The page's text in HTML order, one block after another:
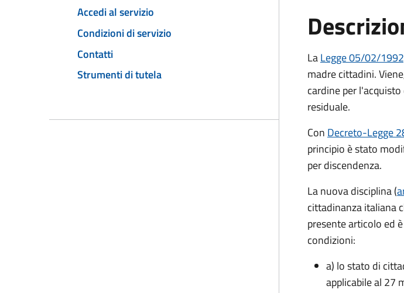
Accedi al servizio
Condizioni di servizio
Contatti
Strumenti di tutela
LaLegge 05/02/
madre cittadini.
cardine per
residuale.
Con Decreto-Legge
principio è stato
per discendenza.
La nuova disciplina (
cittadinanza italiana
presente articolo ed
condizioni:
a) lo stato di
applicabile al 27